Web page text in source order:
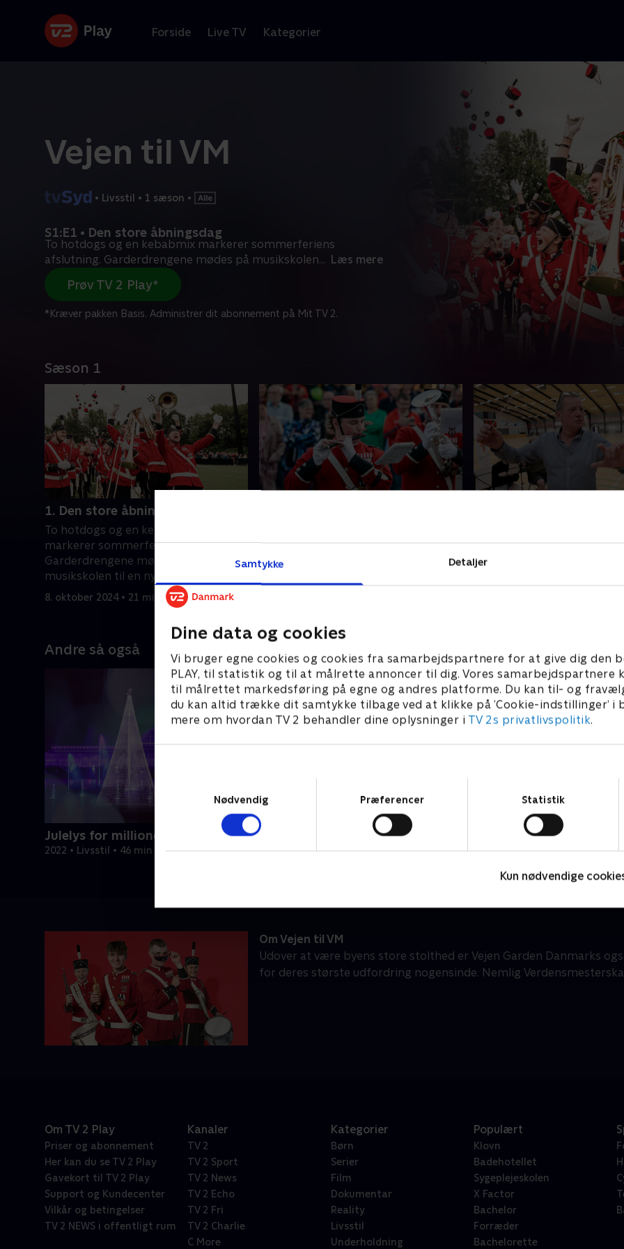
Samtykke Detaljer
Dine data og cookies
Vi bruger egne cookies og cookies fra samarbejdspartnere for at give dig den
PLAY, til statistik og til at målrette annoncer til dig. Vores samarbejdspartnere
til målrettet markedsføring på egne og andres platforme. Du kan til- og
du kan altid trække dit samtykke tilbage ved at klikke på ’Cookie-indstillinger’ i
mere om hvordan TV 2 behandler dine oplysninger i TV 2s privatlivspolitik.
Nødvendig
Præferencer Statistik
Kun nødvendige
Forside Live TV Kategorier
Vejen til VM
• Livsstil • 1 sæson •
S1:E1 • Den store åbningsdag
To hotdogs og en kebabmix markerer sommerferiens
afslutning. Garderdrengene mødes på musikskolen... Læs mere
Prøv TV 2 Play*
*Kræver pakken Basis. Administrer dit abonnement på Mit TV 2.
Sæson 1
1. Den store åbningsdag
To hotdogs og en kebabmix
markerer sommerferiens afslutning.
Garderdrengene mødes på
musikskolen til en ny og travl sæson
fyldt med ambitioner og fællesskab
8. oktober 2024 • 21 min
for at dedikere sig fuldt ud til Garden.
Mikkel er spændt på sin solo, som
højest mulige niveau, inden
Andre så også
Julelys for millioner
2022 • Livsstil • 46 min
Nytår hos La Glace
Om Vejen til VM
Udover at være byens store stolthed er Vejen Garden Danmarks
for deres største udfordring nogensinde. Nemlig
Om TV 2 Play
Priser og abonnement
Her kan du se TV 2 Play
Gavekort til TV 2 Play
Support og Kundecenter
Vilkår og betingelser
TV 2 NEWS i offentligt rum
Kanaler
TV 2
TV 2 Sport
TV 2 News
TV 2 Echo
TV 2 Fri
TV 2 Charlie
C More
Kategorier
Børn
Serier
Film
Dokumentar
Reality
Livsstil
Underholdning
Populært
Klovn
Badehotellet
Sygeplejeskolen
X Factor
Bachelor
Forræder
Bachelorette